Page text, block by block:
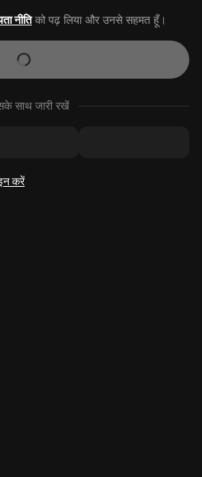
नीतिको पढ़ लिया और उनसे सहमत हूँ।
साथ जारी रखें
करें